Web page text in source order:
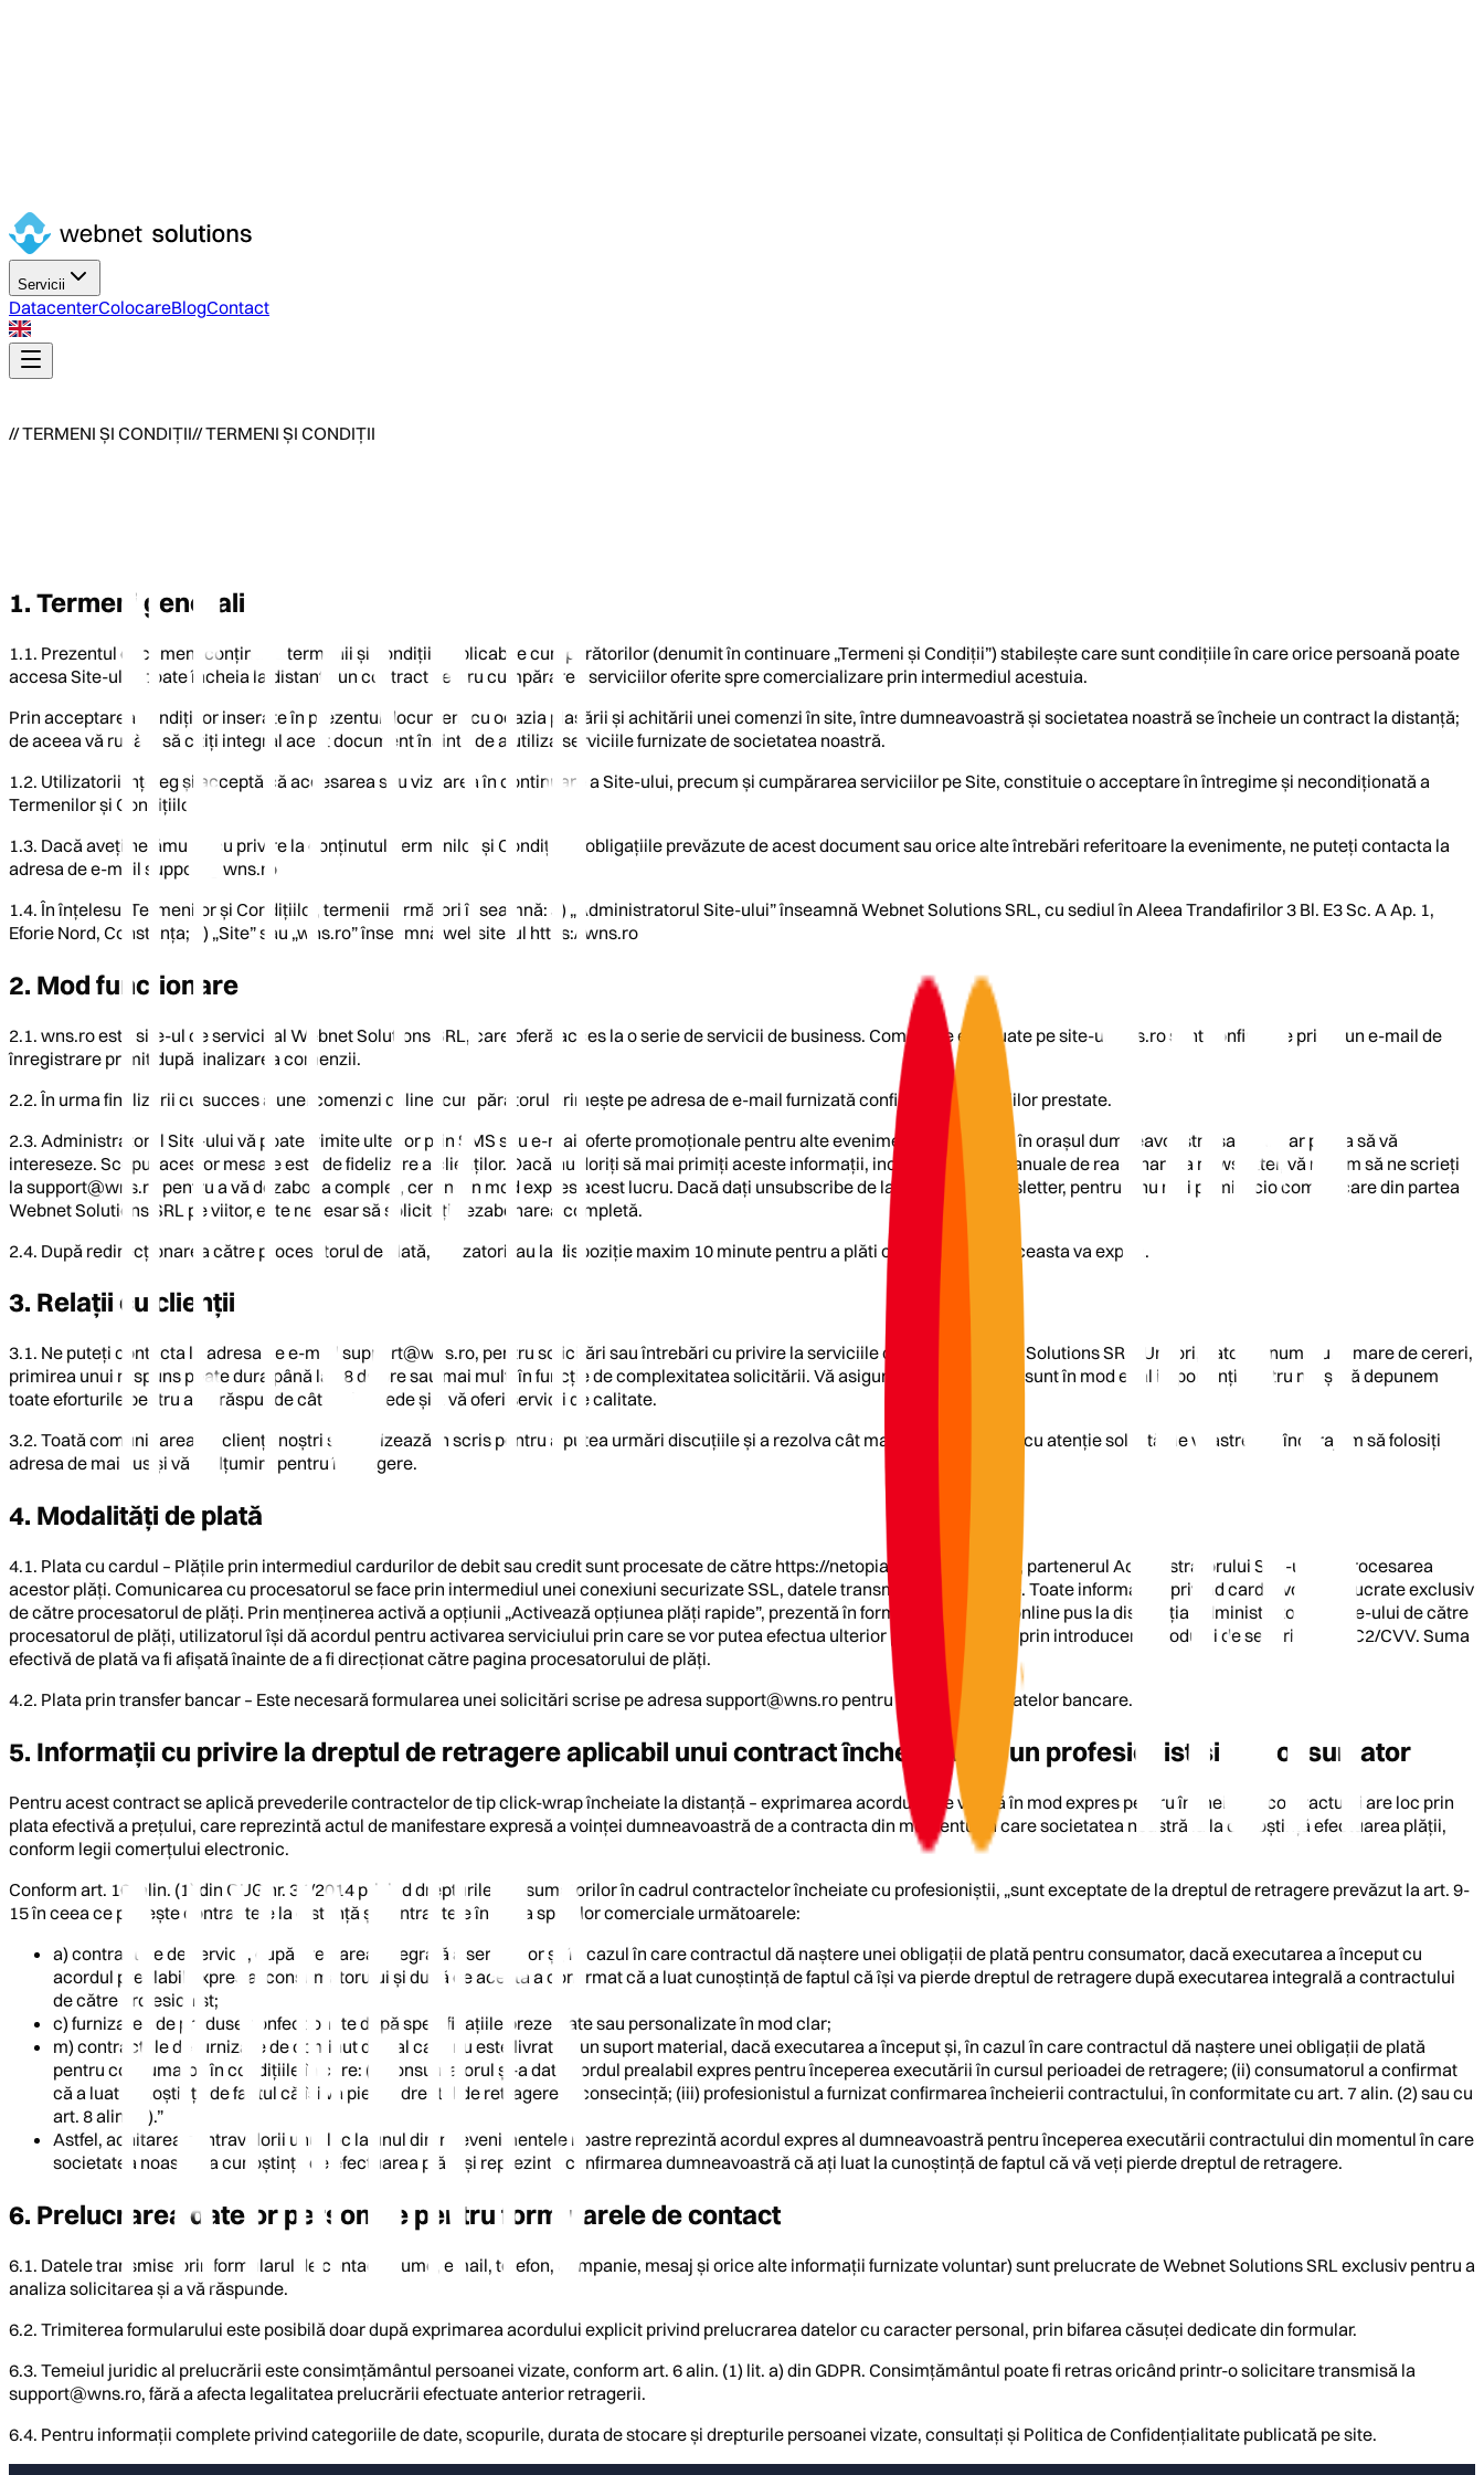
Servicii
DatacenterColocareBlogContact
//TERMENI ȘI CONDIȚII//TERMENI ȘI CONDIȚII
1. Termeni generali
1.1. Prezentul document conținând termenii și condițiile aplicabile cumpărătorilor (denumit în continuare „Termeni și Condiții”) stabilește care sunt condițiile în care orice persoană poate
accesa Site-ul și poate încheia la distanță un contract pentru cumpărarea serviciilor oferite spre comercializare prin intermediul acestuia.
Prin acceptarea condițiilor inserate în prezentul document cu ocazia plasării și achitării unei comenzi în site, între dumneavoastră și societatea noastră se încheie un contract la distanță;
de aceea vă rugăm să citiți integral acest document înainte de a utiliza serviciile furnizate de societatea noastră.
1.2. Utilizatorii înțeleg și acceptă că accesarea sau vizitarea în continuare a Site-ului, precum și cumpărarea serviciilor pe Site, constituie o acceptare în întregime și necondiționată a
Termenilor și Condițiilor.
1.3. Dacă aveți nelămuriri cu privire la conținutul Termenilor și Condițiilor, obligațiile prevăzute de acest document sau orice alte întrebări referitoare la evenimente, ne puteți contacta la
adresa de e-mail support@wns.ro
1.4. În înțelesul Termenilor și Condițiilor, termenii următori înseamnă: a) „Administratorul Site-ului” înseamnă Webnet Solutions SRL, cu sediul în Aleea Trandafirilor 3 Bl. E3 Sc. A Ap. 1,
Eforie Nord, Constanța; b) „Site” sau „wns.ro” înseamnă website-ul https://wns.ro
2. Mod funcționare
2.1. wns.ro este site-ul de servicii al Webnet Solutions SRL, care oferă acces la o serie de servicii de business. Comenzile efectuate pe site-ul wns.ro sunt confirmate printr-un e-mail de
înregistrare primit după finalizarea comenzii.
2.2. În urma finalizării cu succes a unei comenzi online, cumpărătorul primește pe adresa de e-mail furnizată confirmarea serviciilor prestate.
2.3. Administratorul Site-ului vă poate trimite ulterior prin SMS sau e-mail oferte promoționale pentru alte evenimente organizate în orașul dumneavoastră sau care ar putea să vă
intereseze. Scopul acestor mesaje este de fidelizare a clienților. Dacă nu doriți să mai primiți aceste informații, inclusiv mesajele anuale de reabonare la newsletter, vă rugăm să ne scrieți
la support@wns.ro
pentru a vă dezabona complet, cerând în mod expres acest lucru. Dacă dați unsubscribe de la un anumit newsletter, pentru a nu mai primi nicio comunicare din partea
Webnet Solutions SRL pe viitor, este necesar să solicitați dezabonarea completă.
2.4. După redirecționarea către procesatorul de plată, utilizatorii au la dispoziție maxim 10 minute pentru a plăti comanda, altfel aceasta va expira.
3. Relații cu clienții
3.1. Ne puteți contacta la adresa de e-mail support@wns.ro, pentru solicitări sau întrebări cu privire la serviciile oferite de Webnet Solutions SRL. Uneori, datorită numărului mare de cereri,
primirea unui răspuns poate dura până la 48 de ore sau mai mult, în funcție de complexitatea solicitării. Vă asigurăm că toți clienții sunt în mod egal importanți pentru noi și că depunem
toate eforturile pentru a vă răspunde cât mai repede și a vă oferi servicii de calitate.
3.2. Toată comunicarea cu clienții noștri se realizează în scris pentru a putea urmări discuțiile și a rezolva cât mai eficient, rapid și cu atenție solicitările voastre. Vă încurajăm să folosiți
adresa de mai sus și vă mulțumim pentru înțelegere.
4. Modalități de plată
4.1. Plata cu cardul – Plățile prin intermediul cardurilor de debit sau credit sunt procesate de către https://netopia-payments.com/, partenerul Administratorului Site-ului în procesarea
acestor plăți. Comunicarea cu procesatorul se face prin intermediul unei conexiuni securizate SSL, datele transmise fiind criptate. Toate informațiile privind cardul vor fi prelucrate exclusiv
de către procesatorul de plăți. Prin menținerea activă a opțiunii „Activează opțiunea plăți rapide”, prezentă în formularul de plată online pus la dispoziția Administratorului Site-ului de către
procesatorul de plăți, utilizatorul își dă acordul pentru activarea serviciului prin care se vor putea efectua ulterior plăți online doar prin introducerea codului de securitate CVC2/CVV. Suma
efectivă de plată va fi afișată înainte de a fi direcționat către pagina procesatorului de plăți.
4.2. Plata prin transfer bancar – Este necesară formularea unei solicitări scrise pe adresasupport@wns.ro pentru transmiterea datelor bancare.
5. Informații cu privire la dreptul de retragere aplicabil unui contract încheiat între un profesionist și un consumator
Pentru acest contract se aplică prevederile contractelor de tip click-wrap încheiate la distanță – exprimarea acordului de voință în mod expres pentru încheierea contractului are loc prin
plata efectivă a prețului, care reprezintă actul de manifestare expresă a voinței dumneavoastră de a contracta din momentul în care societatea noastră ia la cunoștință efectuarea plății,
conform legii comerțului electronic.
Conform art. 16, alin. (1) din OUG nr. 34/2014 privind drepturile consumatorilor în cadrul contractelor încheiate cu profesioniștii, „sunt exceptate de la dreptul de retragere prevăzut la art. 9-
15 în ceea ce privește contractele la distanță și contractele în afara spațiilor comerciale următoarele:
a) contractele de servicii, după prestarea integrală a serviciilor și, în cazul în care contractul dă naștere unei obligații de plată pentru consumator, dacă executarea a început cu
acordul prealabil expres al consumatorului și după ce acesta a confirmat că a luat cunoștință de faptul că își va pierde dreptul de retragere după executarea integrală a contractului
de către profesionist;
c) furnizarea de produse confecționate după specificațiile prezentate sau personalizate în mod clar;
m) contractele de furnizare de conținut digital care nu este livrat pe un suport material, dacă executarea a început și, în cazul în care contractul dă naștere unei obligații de plată
pentru consumator, în condițiile în care: (i) consumatorul și-a dat acordul prealabil expres pentru începerea executării în cursul perioadei de retragere; (ii) consumatorul a confirmat
că a luat cunoștință de faptul că își va pierde dreptul de retragere în consecință; (iii) profesionistul a furnizat confirmarea încheierii contractului, în conformitate cu art. 7 alin. (2) sau cu
art. 8 alin. (7).”
Astfel, achitarea contravalorii unui loc la unul dintre evenimentele noastre reprezintă acordul expres al dumneavoastră pentru începerea executării contractului din momentul în care
societatea noastră ia cunoștință de efectuarea plății și reprezintă confirmarea dumneavoastră că ați luat la cunoștință de faptul că vă veți pierde dreptul de retragere.
6. Prelucrarea datelor personale pentru formularele de contact
6.1. Datele transmise prin formularul de contact (nume, email, telefon, companie, mesaj și orice alte informații furnizate voluntar) sunt prelucrate de Webnet Solutions SRL exclusiv pentru a
analiza solicitarea și a vă răspunde.
6.2. Trimiterea formularului este posibilă doar după exprimarea acordului explicit privind prelucrarea datelor cu caracter personal, prin bifarea căsuței dedicate din formular.
6.3. Temeiul juridic al prelucrării este consimțământul persoanei vizate, conform art. 6 alin. (1) lit. a) din GDPR. Consimțământul poate fi retras oricând printr-o solicitare transmisă la
support@wns.ro, fără a afecta legalitatea prelucrării efectuate anterior retragerii.
6.4. Pentru informații complete privind categoriile de date, scopurile, durata de stocare și drepturile persoanei vizate, consultați și Politica de Confidențialitate publicată pe site.